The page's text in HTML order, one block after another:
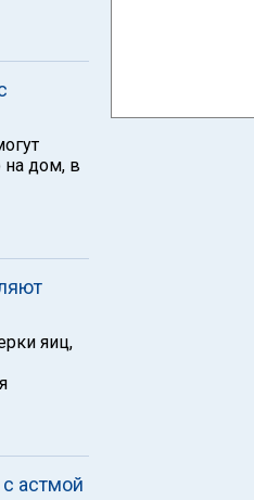
на дом, в
яиц,
астмой